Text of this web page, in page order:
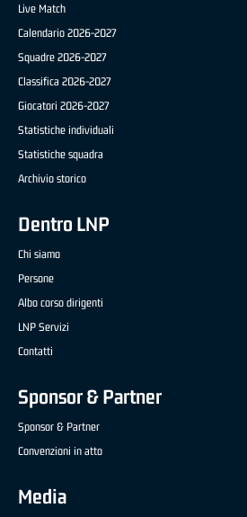
Live Match
Calendario 2026-2027
Squadre 2026-2027
Classifica 2026-2027
Giocatori 2026-2027
Statistiche individuali
Statistiche squadra
Archivio storico
Dentro LNP
Chi siamo
Persone
Albo corso dirigenti
LNP Servizi
Contatti
Sponsor & Partner
Sponsor & Partner
Convenzioni in atto
Media